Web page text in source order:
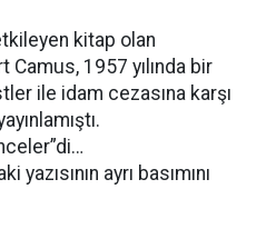
kitap olan
Camus, 1957 yılında bir
ile idam cezasına karşı
ayrı basımını